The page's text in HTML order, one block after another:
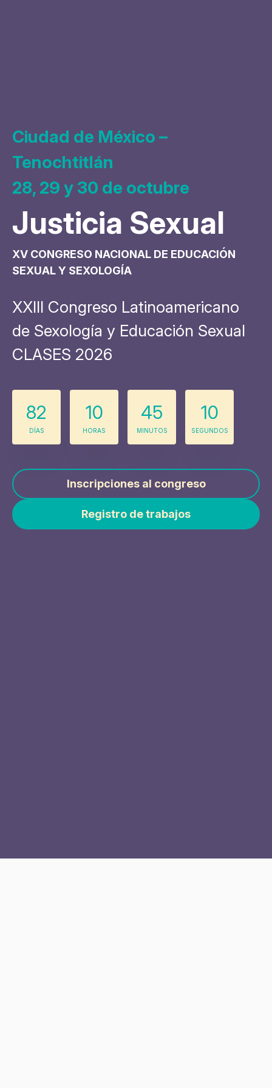
Ciudad de México –
Tenochtitlán
28, 29 y 30 de octubre
Justicia Sexual
XV CONGRESO NACIONAL DE EDUCACIÓN
SEXUAL Y SEXOLOGÍA
XXIII Congreso Latinoamericano
de Sexología y Educación Sexual
CLASES 2026
82
DÍAS
10
HORAS
45
MINUTOS
10
SEGUNDOS
Inscripciones al congreso
Registro de trabajos